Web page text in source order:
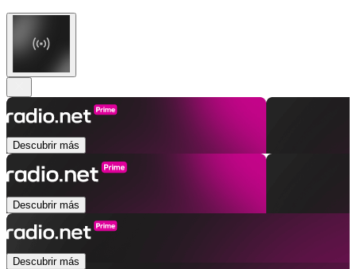
Descubrir más
Descubrir más
Descubrir más